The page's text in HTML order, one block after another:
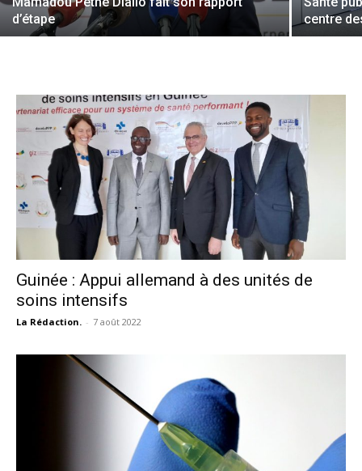
d’étape
centre
Guinée : Appui allemand à des unités de
soins intensifs
La Rédaction. - 7 août 2022